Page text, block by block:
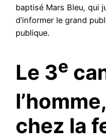
baptisé Mars Bleu, qui
d’informer le grand
publique.
Le 3e
chez la